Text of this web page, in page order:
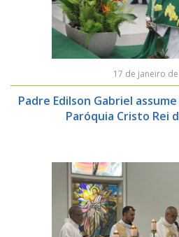
17 de janeiro
Padre Edilson Gabriel
Paróquia Cristo Rei